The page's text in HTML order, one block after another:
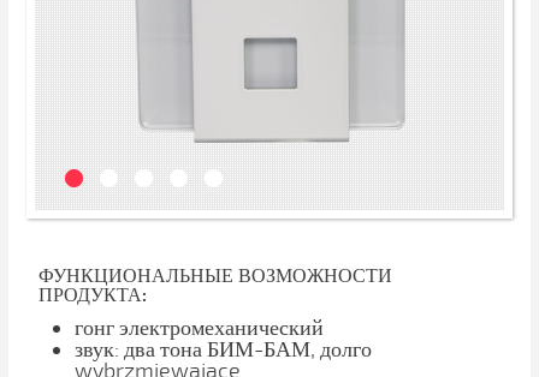
ФУНКЦИОНАЛЬНЫЕ ВОЗМОЖНОСТИ
ПРОДУКТА:
гонг электромеханический
звук: два тона БИМ-БАМ, долго
wybrzmiewające